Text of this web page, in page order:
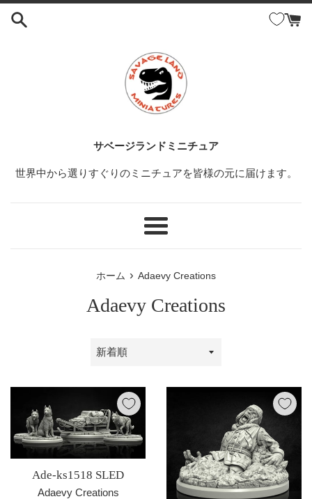
コ
サベージランドミニチュア
世界中から選りすぐりのミニチュアを皆様の元に届けます。
メ
ホーム › Adaevy Creations
Adaevy Creations
並
Ade-ks1518 SLED
Adaevy Creations